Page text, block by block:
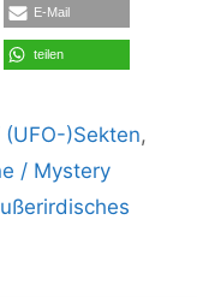
E-Mail
teilen
)Sekten,
/ Mystery